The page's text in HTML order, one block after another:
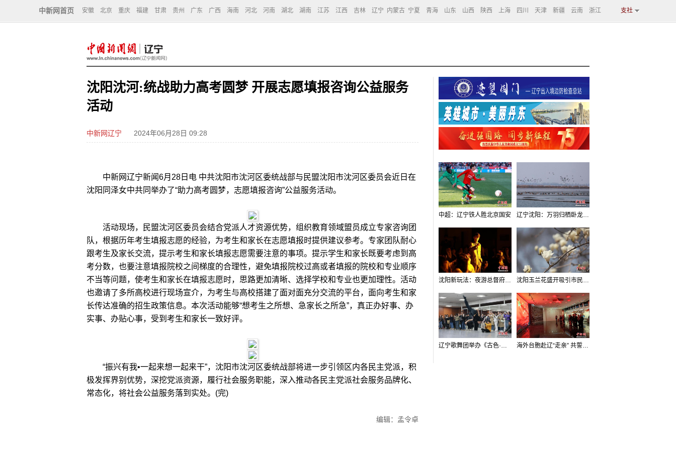
中新网首页 安徽 北京 重庆 福建 甘肃 贵州 广东 广西 海南 河北 河南 湖北 湖南 江苏 江西 吉林 辽宁 内蒙古 宁夏 青海 山东 山西 陕西 上海 四川 天津 新疆 云南 浙江 支社
沈阳沈河:统战助力高考圆梦 开展志愿填报咨询公益服务
活动
中新网辽宁 2024年06月28日 09:28
中新网辽宁新闻6月28日电 中共沈阳市沈河区委统战部与民盟沈阳市沈河区委员会近日在
沈阳同泽女中共同举办了“助力高考圆梦，志愿填报咨询”公益服务活动。
活动现场，民盟沈河区委员会结合党派人才资源优势，组织教育领域盟员成立专家咨询团
队，根据历年考生填报志愿的经验，为考生和家长在志愿填报时提供建议参考。专家团队耐心
跟考生及家长交流，提示考生和家长填报志愿需要注意的事项。提示学生和家长既要考虑到高
考分数，也要注意填报院校之间梯度的合理性，避免填报院校过高或者填报的院校和专业顺序
不当等问题，使考生和家长在填报志愿时，思路更加清晰、选择学校和专业也更加理性。活动
也邀请了多所高校进行现场宣介，为考生与高校搭建了面对面充分交流的平台，面向考生和家
长传达准确的招生政策信息。本次活动能够“想考生之所想、急家长之所急”，真正办好事、办
实事、办贴心事，受到考生和家长一致好评。
“振兴有我•一起来想一起来干”，沈阳市沈河区委统战部将进一步引领区内各民主党派，积
极发挥界别优势，深挖党派资源，履行社会服务职能，深入推动各民主党派社会服务品牌化、
常态化，将社会公益服务落到实处。(完)
编辑：孟令卓
中超：辽宁铁人胜北京国安 辽宁沈阳：万羽归栖卧龙湖看群鸟齐飞
沈阳新玩法：夜游总督府，当一回“赴宴者” 沈阳玉兰花盛开吸引市民打卡
辽宁歌舞团举办《古色·国宝辽宁》排练开放日活动 海外台胞赴辽“走亲” 共誓“和平初心”